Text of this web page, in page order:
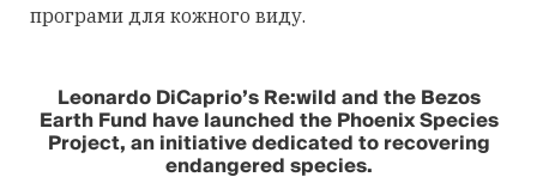
програми для кожного виду.
Leonardo DiCaprio’s Re:wild and the Bezos
Earth Fund have launched the Phoenix Species
Project, an initiative dedicated to recovering
endangered species.